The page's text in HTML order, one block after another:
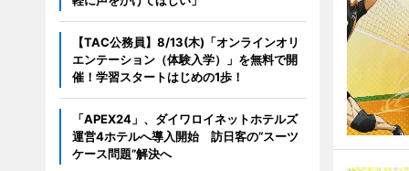
【TAC公務員】8/13(木)「オンラインオリ
エンテーション（体験入学）」を無料で開
催！学習スタートはじめの1歩！
「APEX24」、ダイワロイネットホテルズ
運営4ホテルへ導入開始 訪日客の“スーツ
ケース問題”解決へ